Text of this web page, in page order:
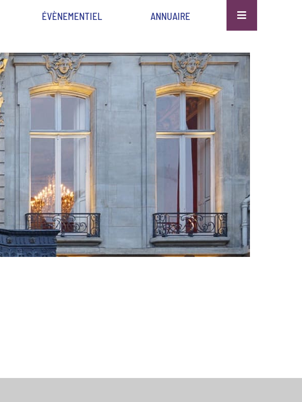
ÉVÈNEMENTIEL ANNUAIRE